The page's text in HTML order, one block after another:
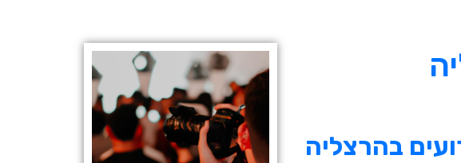
בהרצליה